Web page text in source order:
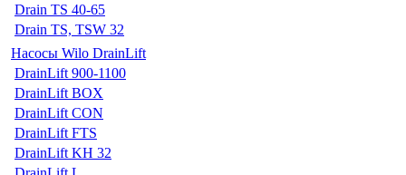
Drain TS 40-65
Drain TS, TSW 32
Насосы Wilo DrainLift
DrainLift 900-1100
DrainLift BOX
DrainLift CON
DrainLift FTS
DrainLift KH 32